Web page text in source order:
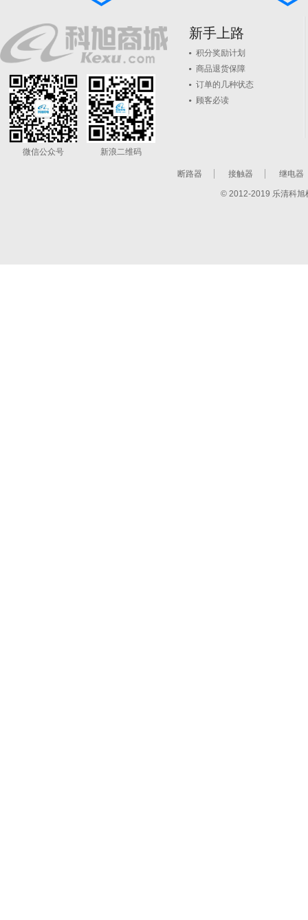
微信公众号 新浪二维码
新手上路
积分奖励计划
商品退货保障
订单的几种状态
顾客必读
断路器 接触器 继电器
© 2012-2019 乐清科旭